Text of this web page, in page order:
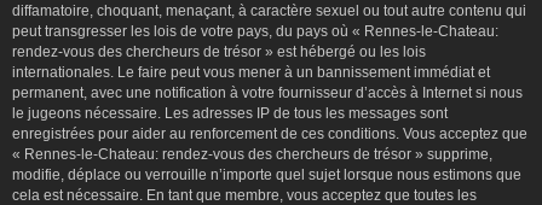
diffamatoire, choquant, menaçant, à caractère sexuel ou tout autre contenu qui
peut transgresser les lois de votre pays, du pays où « Rennes-le-Chateau:
rendez-vous des chercheurs de trésor » est hébergé ou les lois
internationales. Le faire peut vous mener à un bannissement immédiat et
permanent, avec une notification à votre fournisseur d’accès à Internet si nous
le jugeons nécessaire. Les adresses IP de tous les messages sont
enregistrées pour aider au renforcement de ces conditions. Vous acceptez que
« Rennes-le-Chateau: rendez-vous des chercheurs de trésor » supprime,
modifie, déplace ou verrouille n’importe quel sujet lorsque nous estimons que
cela est nécessaire. En tant que membre, vous acceptez que toutes les